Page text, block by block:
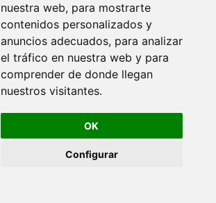
nuestra web, para mostrarte
contenidos personalizados y
anuncios adecuados, para analizar
el tráfico en nuestra web y para
comprender de donde llegan
nuestros visitantes.
OK
Configurar